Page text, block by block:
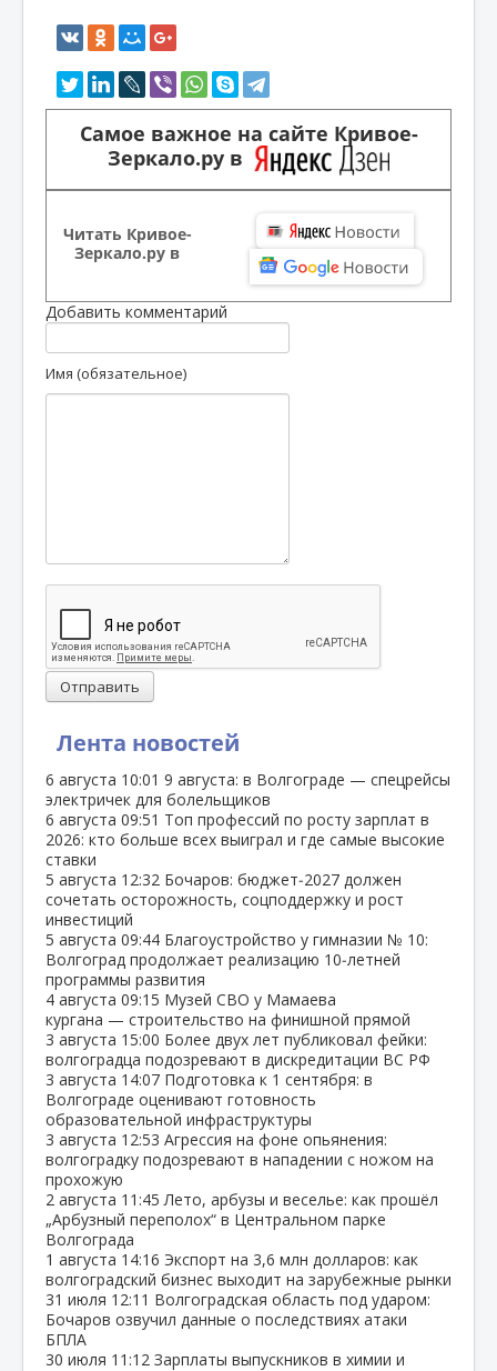
Лента новостей
6 августа 10:01 9 августа: в Волгограде — спецрейсы
электричек для болельщиков
6 августа 09:51 Топ профессий по росту зарплат в
2026: кто больше всех выиграл и где самые высокие
ставки
5 августа 12:32 Бочаров: бюджет‑2027 должен
сочетать осторожность, соцподдержку и рост
инвестиций
5 августа 09:44 Благоустройство у гимназии № 10:
Волгоград продолжает реализацию 10‑летней
программы развития
4 августа 09:15 Музей СВО у Мамаева
кургана — строительство на финишной прямой
3 августа 15:00 Более двух лет публиковал фейки:
волгоградца подозревают в дискредитации ВС РФ
3 августа 14:07 Подготовка к 1 сентября: в
Волгограде оценивают готовность
образовательной инфраструктуры
3 августа 12:53 Агрессия на фоне опьянения:
волгоградку подозревают в нападении с ножом на
прохожую
2 августа 11:45 Лето, арбузы и веселье: как прошёл
„Арбузный переполох“ в Центральном парке
Волгограда
1 августа 14:16 Экспорт на 3,6 млн долларов: как
волгоградский бизнес выходит на зарубежные рынки
31 июля 12:11 Волгоградская область под ударом:
Бочаров озвучил данные о последствиях атаки
БПЛА
30 июля 11:12 Зарплаты выпускников в химии и
Самое важное на сайте Кривое-
Зеркало.ру в
Читать Кривое-
Зеркало.ру в
Добавить комментарий
Имя (обязательное)
Отправить